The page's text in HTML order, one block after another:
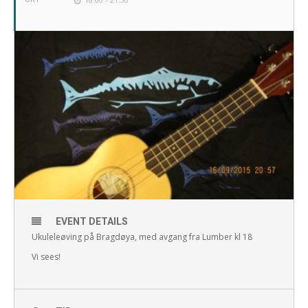
EVENT DETAILS
Ukuleleøving på Bragdøya, med avgang fra Lumber kl 18
Vi sees!